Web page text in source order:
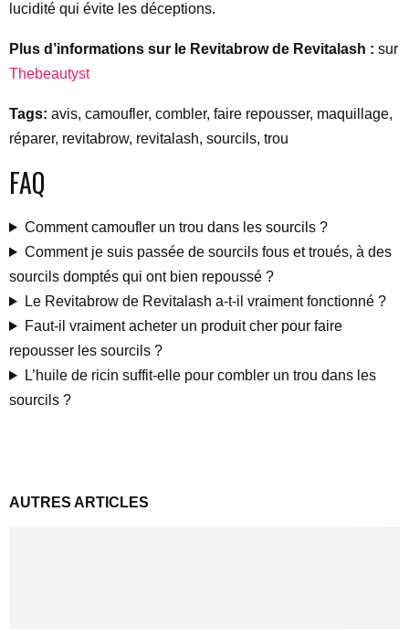
lucidité qui évite les déceptions.
Plus d’informations sur le Revitabrow de Revitalash : sur
Thebeautyst
Tags: avis, camoufler, combler, faire repousser, maquillage,
réparer, revitabrow, revitalash, sourcils, trou
FAQ
Comment camoufler un trou dans les sourcils ?
Comment je suis passée de sourcils fous et troués, à des
sourcils domptés qui ont bien repoussé ?
Le Revitabrow de Revitalash a-t-il vraiment fonctionné ?
Faut-il vraiment acheter un produit cher pour faire
repousser les sourcils ?
L’huile de ricin suffit-elle pour combler un trou dans les
sourcils ?
AUTRES ARTICLES